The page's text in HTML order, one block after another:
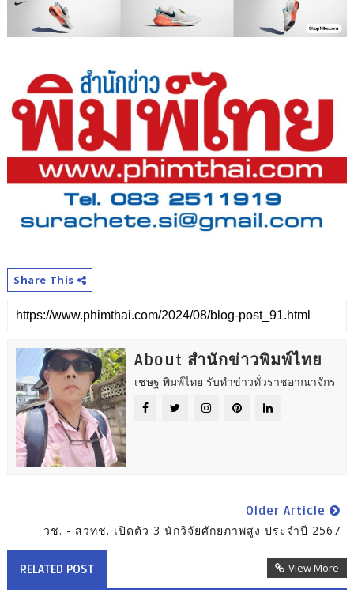
Share This
About สำนักข่าวพิมพ์ไทย
เชษฐ พิมพ์ไทย รับทำข่าวทั่วราชอาณาจักร
Older Article
วช. - สวทช. เปิดตัว 3 นักวิจัยศักยภาพสูง ประจำปี 2567
RELATED POST View More